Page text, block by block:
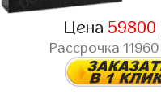
Цена 59800
Рассрочка11960